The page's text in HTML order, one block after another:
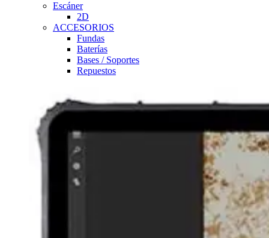
Escáner
2D
ACCESORIOS
Fundas
Baterías
Bases / Soportes
Repuestos